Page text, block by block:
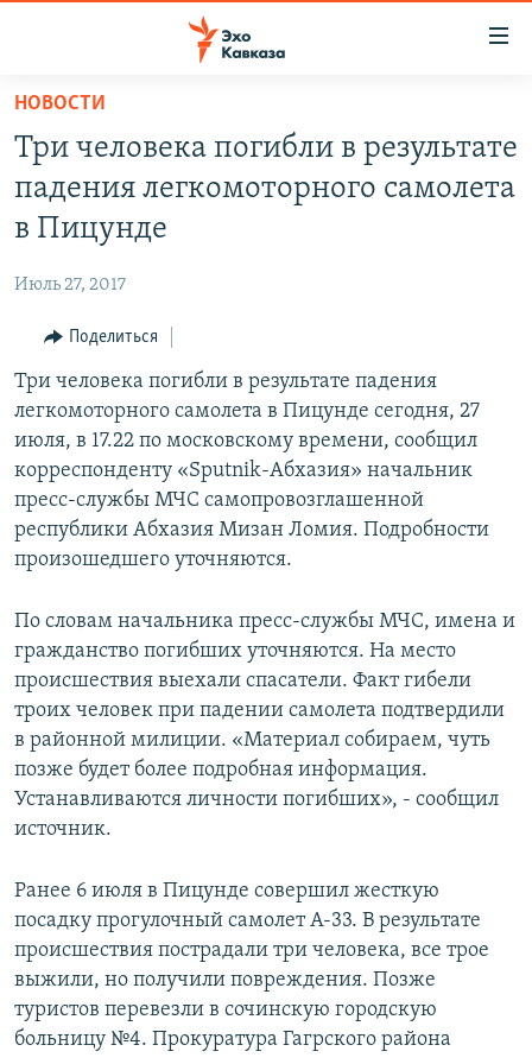
Вернуться
основному
содержанию
Вернутся
главной
Вернутся
поиску
ТБИЛИСИ
СУХУМИ
ВЕСЬ КАВКАЗ
СЕВЕРНЫЙ КАВКАЗ
АРМЕНИЯ
АЗЕРБАЙДЖАН
ТЕМЫ
ПОЛИТИКА
ЭКОНОМИКА
ОБЩЕСТВО
КУЛЬТУРА
СПОРТ
РУБРИКИ
НЕКРУГЛЫЙ СТОЛ
ГОСТЬ НЕДЕЛИ
ПОЗИЦИЯ
БЛОГИ
МУЛЬТИМЕДИА
ВИДЕО
ФОТО
АУДИО
ПОДКАСТЫ
АРХИВ РАДИОПРОГРАММЫ
ПРИСОЕДИНЯЙТЕСЬ!
Все сайты РСЕ/РС
НОВОСТИ
Три человека погибли в результате
падения легкомоторного самолета
в Пицунде
Июль 27, 2017
Поделиться
Три человека погибли в результате падения
легкомоторного самолета в Пицунде сегодня, 27
июля, в 17.22 по московскому времени, сообщил
корреспонденту «Sputnik-Абхазия» начальник
пресс-службы МЧС самопровозглашенной
республики Абхазия Мизан Ломия. Подробности
произошедшего уточняются.
По словам начальника пресс-службы МЧС, имена и
гражданство погибших уточняются. На место
происшествия выехали спасатели. Факт гибели
троих человек при падении самолета подтвердили
в районной милиции. «Материал собираем, чуть
позже будет более подробная информация.
Устанавливаются личности погибших», - сообщил
источник.
Ранее 6 июля в Пицунде совершил жесткую
посадку прогулочный самолет А-33. В результате
происшествия пострадали три человека, все трое
выжили, но получили повреждения. Позже
туристов перевезли в сочинскую городскую
больницу №4. Прокуратура Гагрского района